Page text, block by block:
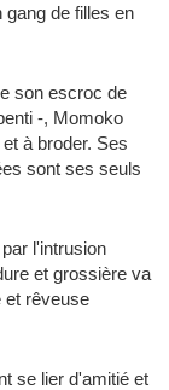
de filles en
son escroc de
-, Momoko
à broder. Ses
sont ses seuls
l'intrusion
et grossière va
et rêveuse
se lier d'amitié et